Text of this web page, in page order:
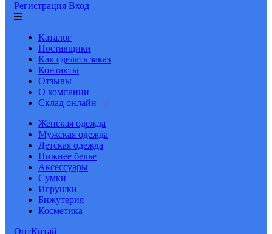
Регистрация Вход
Каталог
Поставщики
Как сделать заказ
Контакты
Отзывы
О компании
Склад онлайн
Женская одежда
Мужская одежда
Детская одежда
Нижнее белье
Аксессуары
Сумки
Игрушки
Бижутерия
Косметика
ОптКитай